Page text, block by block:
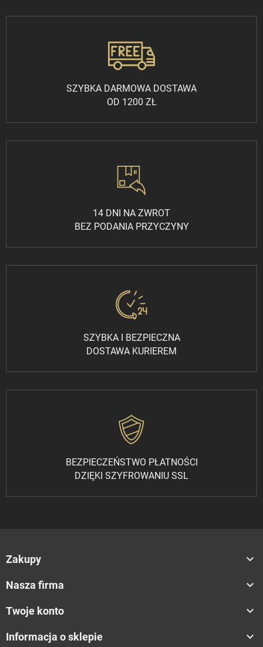
SZYBKA DARMOWA DOSTAWA
OD 1200 ZŁ
14 DNI NA ZWROT
BEZ PODANIA PRZYCZYNY
SZYBKA I BEZPIECZNA
DOSTAWA KURIEREM
BEZPIECZEŃSTWO PŁATNOŚCI
DZIĘKI SZYFROWANIU SSL
Zakupy 
Nasza firma 
Twoje konto 
Informacja o sklepie 